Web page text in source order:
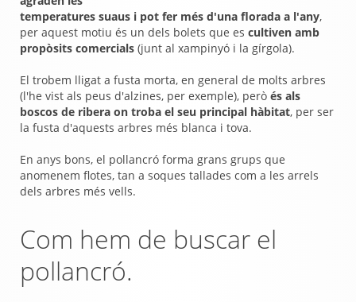
temperatures suaus i pot fer més d'una florada a l'any,
per aquest motiu és un dels bolets que es cultiven amb
propòsits comercials (junt al xampinyó i la gírgola).
El trobem lligat a fusta morta, en general de molts arbres
(l'he vist als peus d'alzines, per exemple), però és als
boscos de ribera on troba el seu principal hàbitat, per ser
la fusta d'aquests arbres més blanca i tova.
En anys bons, el pollancró forma grans grups que
anomenem flotes, tan a soques tallades com a les arrels
dels arbres més vells.
Com hem de buscar el
pollancró.